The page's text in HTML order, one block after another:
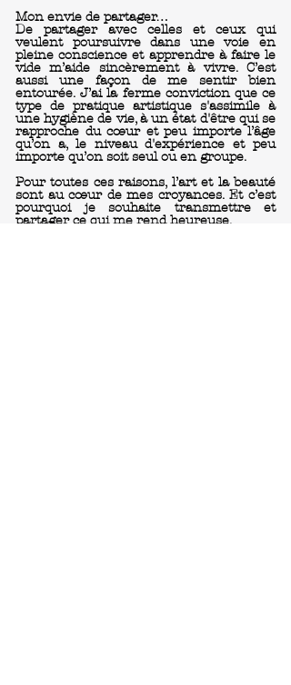
Mon envie de partager…
De partager avec celles et ceux qui
veulent poursuivre dans une voie en
pleine conscience et apprendre à faire le
vide m’aide sincèrement à vivre. C’est
aussi une façon de me sentir bien
entourée. J’ai la ferme conviction que ce
type de pratique artistique s'assimile à
une hygiène de vie, à un état d'être qui se
rapproche du cœur et peu importe l’âge
qu’on a, le niveau d'expérience et peu
importe qu’on soit seul ou en groupe.
Pour toutes ces raisons, l’art et la beauté
sont au cœur de mes croyances. Et c’est
pourquoi je souhaite transmettre et
partager ce qui me rend heureuse.